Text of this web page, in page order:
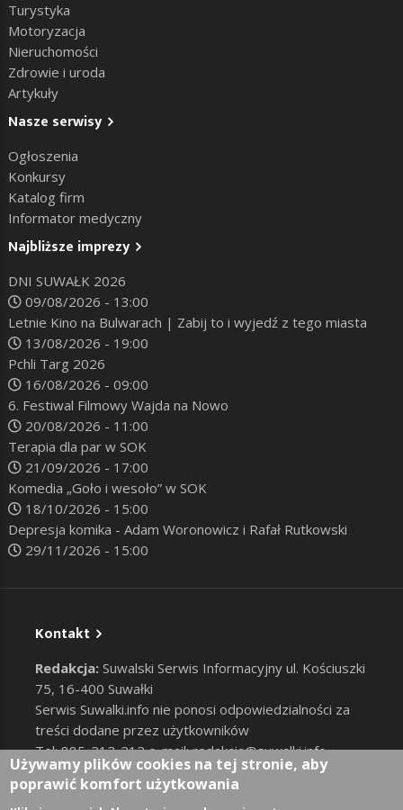
Turystyka
Motoryzacja
Nieruchomości
Zdrowie i uroda
Artykuły
Nasze serwisy
Ogłoszenia
Konkursy
Katalog firm
Informator medyczny
Najbliższe imprezy
DNI SUWAŁK 2026
09/08/2026 - 13:00
Letnie Kino na Bulwarach | Zabij to i wyjedź z tego miasta
13/08/2026 - 19:00
Pchli Targ 2026
16/08/2026 - 09:00
6. Festiwal Filmowy Wajda na Nowo
20/08/2026 - 11:00
Terapia dla par w SOK
21/09/2026 - 17:00
Komedia „Goło i wesoło” w SOK
18/10/2026 - 15:00
Depresja komika - Adam Woronowicz i Rafał Rutkowski
29/11/2026 - 15:00
Kontakt
Redakcja: Suwalski Serwis Informacyjny ul. Kościuszki
75, 16-400 Suwałki
Serwis Suwalki.info nie ponosi odpowiedzialności za
treści dodane przez użytkowników
Tel: 885-212-212 e-mail:redakcja@suwalki.info,
reklama@suwalki.info
RODO |Cookies
Używamy plików cookies na tej stronie, aby
poprawić komfort użytkowania